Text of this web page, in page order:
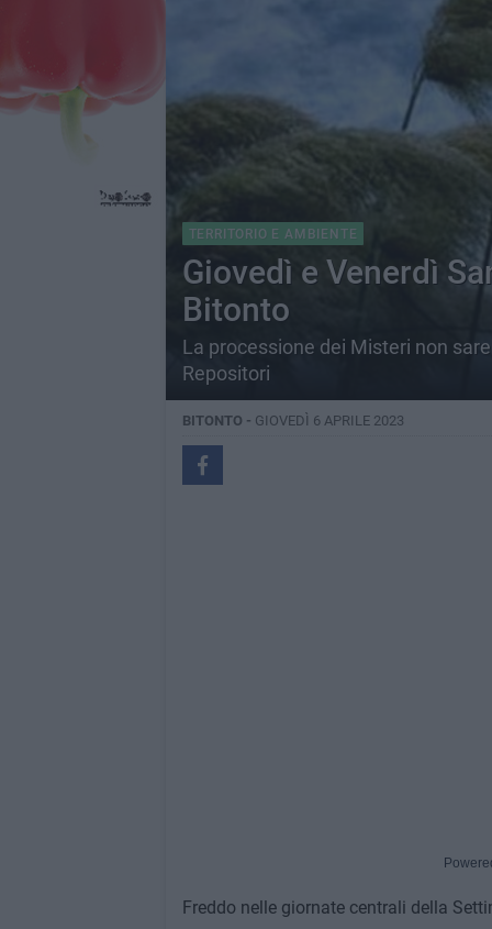
TERRITORIO E AMBIENTE
Giovedì e Venerdì
Bitonto
La processione dei Misteri non
Repositori
BITONTO - GIOVEDÌ 6 APRILE 2023
Freddo nelle giornate centrali della